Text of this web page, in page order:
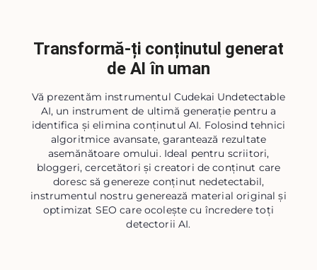
Transformă-ți conținutul generat
de AI în uman
Vă prezentăm instrumentul Cudekai Undetectable
AI, un instrument de ultimă generație pentru a
identifica și elimina conținutul AI. Folosind tehnici
algoritmice avansate, garantează rezultate
asemănătoare omului. Ideal pentru scriitori,
bloggeri, cercetători și creatori de conținut care
doresc să genereze conținut nedetectabil,
instrumentul nostru generează material original și
optimizat SEO care ocolește cu încredere toți
detectorii AI.